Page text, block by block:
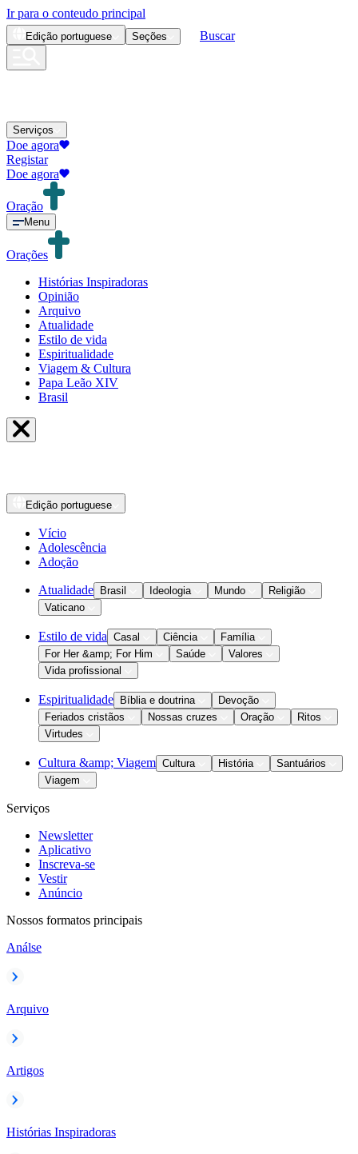
Ir para o conteudo principal
Edição portuguese Seções Buscar
Serviços
Doe agora
Registar
Doe agora
Oração
Menu
Orações
Histórias Inspiradoras
Opinião
Arquivo
Atualidade
Estilo de vida
Espiritualidade
Viagem & Cultura
Papa Leão XIV
Brasil
Edição portuguese
Vício
Adolescência
Adoção
Atualidade Brasil Ideologia Mundo
Religião
Vaticano
Estilo de vida Casal Ciência
Família
For Her &amp; For Him
Saúde
Valores
Vida profissional
Espiritualidade Bíblia e doutrina
Devoção
Feriados cristãos
Nossas cruzes Oração
Ritos
Virtudes
Cultura &amp; Viagem Cultura História
Santuários
Viagem
Serviços
Newsletter
Aplicativo
Inscreva-se
Vestir
Anúncio
Nossos formatos principais
Análse
Arquivo
Artigos
Histórias Inspiradoras